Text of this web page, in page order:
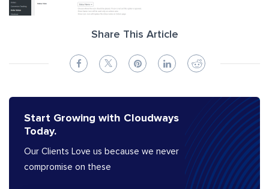
Share This Article
Start Growing with Cloudways
Today.
Our Clients Love us because we never
compromise on these